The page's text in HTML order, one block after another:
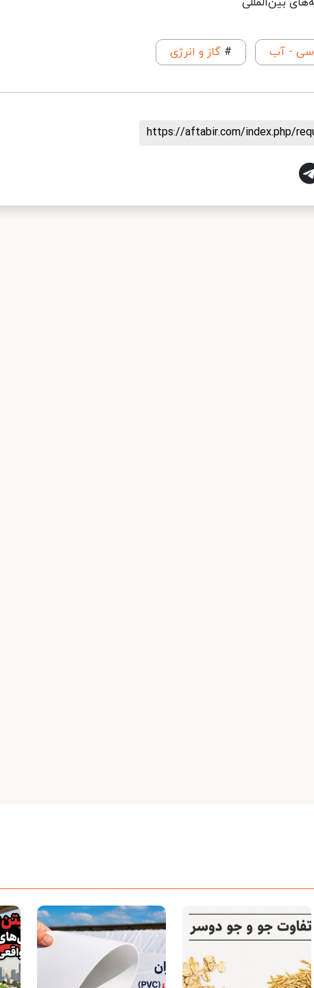
- آب # گاز و انرژی
https://aftabir.com/index.php/